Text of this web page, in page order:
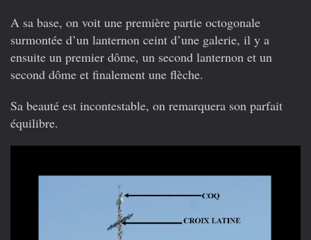
A sa base, on voit une première partie octogonale
surmontée d’un lanternon ceint d’une galerie, il y a
ensuite un premier dôme, un second lanternon et un
second dôme et finalement une flèche.
Sa beauté est incontestable, on remarquera son parfait
équilibre.